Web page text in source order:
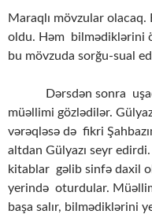
Maraqlı mövzular
oldu. Həm bilmədiklərini
bu mövzuda sorğu-sual
Dərsdən sonra
müəllimi gözlədilər.
vərəqləsə də fikri
altdan Gülyazı seyr
kitablar gəlib sinfə daxil
yerində oturdular.
başa salır, bilmədiklərini